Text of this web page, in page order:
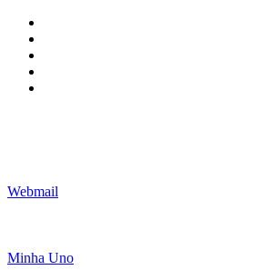
Webmail
Minha Uno